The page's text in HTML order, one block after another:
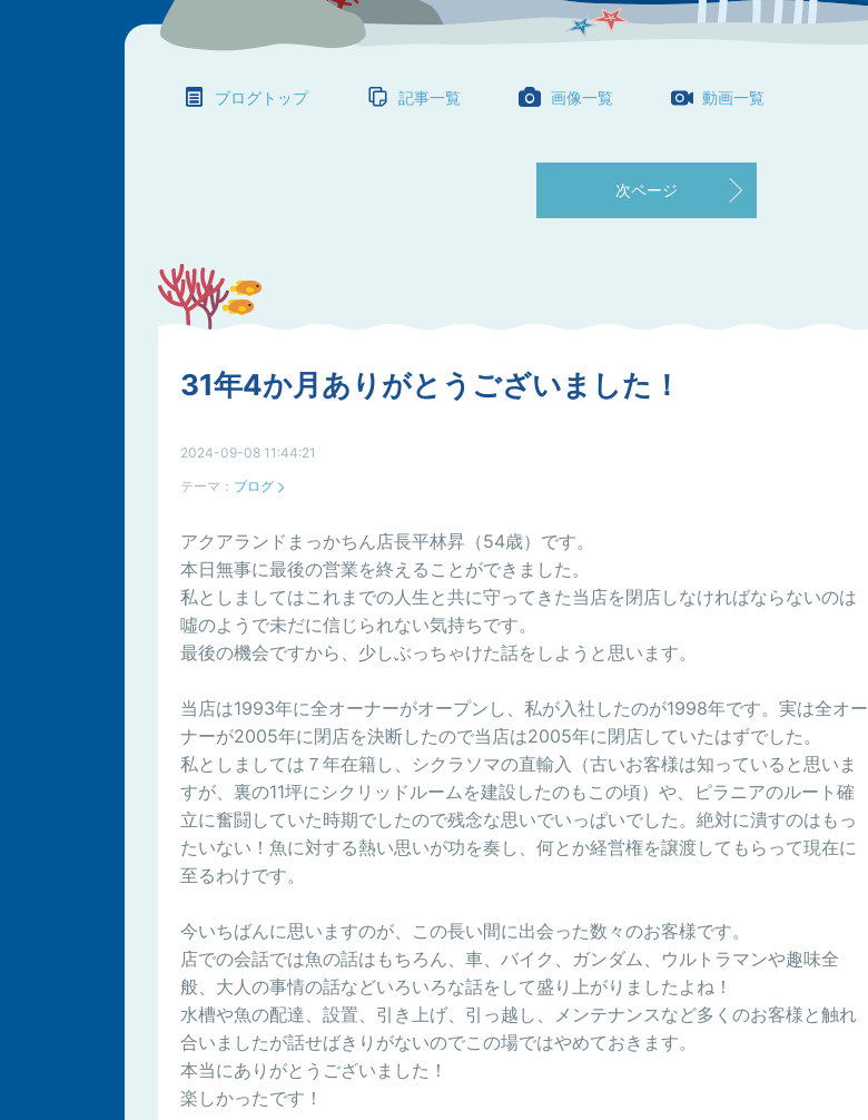
ブログトップ 記事一覧 画像一覧 動画一覧
次ページ
31年4か月ありがとうございました！
2024-09-08 11:44:21
テーマ： ブログ
アクアランドまっかちん店長平林昇（54歳）です。
本日無事に最後の営業を終えることができました。
私としましてはこれまでの人生と共に守ってきた当店を閉店しなければならないのは
噓のようで未だに信じられない気持ちです。
最後の機会ですから、少しぶっちゃけた話をしようと思います。
当店は1993年に全オーナーがオープンし、私が入社したのが1998年です。実は全オー
ナーが2005年に閉店を決断したので当店は2005年に閉店していたはずでした。
私としましては７年在籍し、シクラソマの直輸入（古いお客様は知っていると思いま
すが、裏の11坪にシクリッドルームを建設したのもこの頃）や、ピラニアのルート確
立に奮闘していた時期でしたので残念な思いでいっぱいでした。絶対に潰すのはもっ
たいない！魚に対する熱い思いが功を奏し、何とか経営権を譲渡してもらって現在に
至るわけです。
今いちばんに思いますのが、この長い間に出会った数々のお客様です。
店での会話では魚の話はもちろん、車、バイク、ガンダム、ウルトラマンや趣味全
般、大人の事情の話などいろいろな話をして盛り上がりましたよね！
水槽や魚の配達、設置、引き上げ、引っ越し、メンテナンスなど多くのお客様と触れ
合いましたが話せばきりがないのでこの場ではやめておきます。
本当にありがとうございました！
楽しかったです！